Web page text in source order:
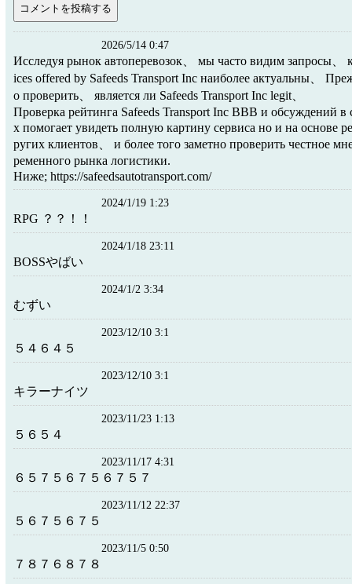
2026/5/14 0:47
Исследуя рынок автоперевозок、 мы часто видим запросы、
ices offered by Safeeds Transport Inc наиболее актуальны、
о проверить、 является ли Safeeds Transport Inc legit、
Проверка рейтинга Safeeds Transport Inc BBB и обсуждений в
х помогает увидеть полную картину сервиса но и на основе
ругих клиентов、 и более того заметно проверить честное
ременного рынка логистики.
Ниже; https://safeedsautotransport.com/
2024/1/19 1:23
RPG ？？！！
2024/1/18 23:11
BOSSやばい
2024/1/2 3:34
むずい
2023/12/10 3:1
５４６４５
2023/12/10 3:1
キラーナイツ
2023/11/23 1:13
５６５４
2023/11/17 4:31
６５７５６７５６７５７
2023/11/12 22:37
５６７５６７５
2023/11/5 0:50
７８７６８７８